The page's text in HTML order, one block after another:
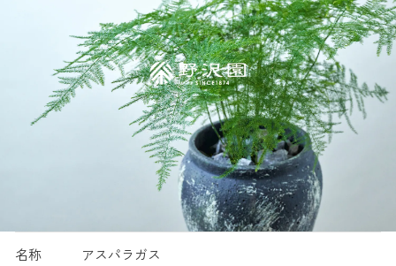
名称 アスパラガス